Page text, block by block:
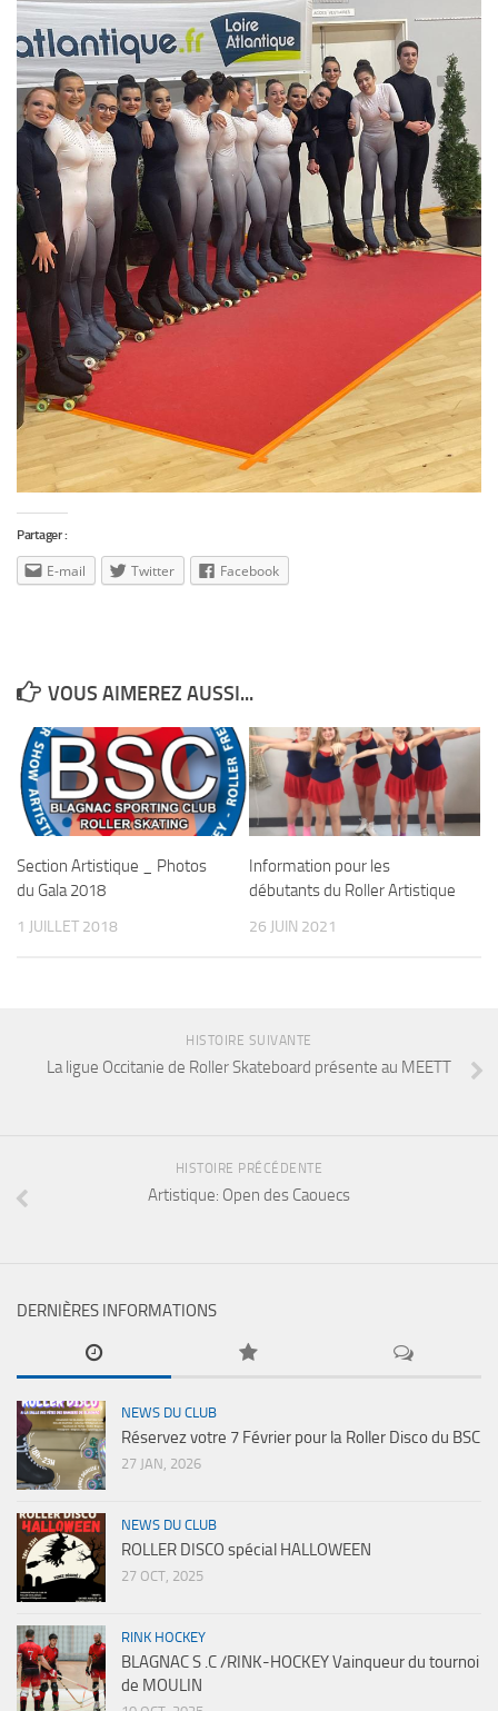
Partager :
E-mail Twitter Facebook
VOUS AIMEREZ AUSSI...
Section Artistique _ Photos
du Gala 2018
1 JUILLET 2018
Information pour les
débutants du Roller Artistique
26 JUIN 2021
HISTOIRE SUIVANTE
La ligue Occitanie de Roller Skateboard présente au MEETT
HISTOIRE PRÉCÉDENTE
Artistique: Open des Caouecs
DERNIÈRES INFORMATIONS
NEWS DU CLUB
Réservez votre 7 Février pour la Roller Disco du BSC
27 JAN, 2026
NEWS DU CLUB
ROLLER DISCO spécial HALLOWEEN
27 OCT, 2025
RINK HOCKEY
BLAGNAC S .C /RINK-HOCKEY Vainqueur du tournoi
de MOULIN